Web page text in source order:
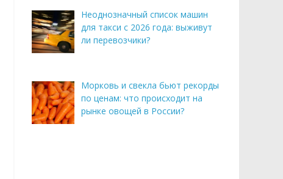
Неоднозначный список машин
для такси с 2026 года: выживут
ли перевозчики?
Морковь и свекла бьют рекорды
по ценам: что происходит на
рынке овощей в России?